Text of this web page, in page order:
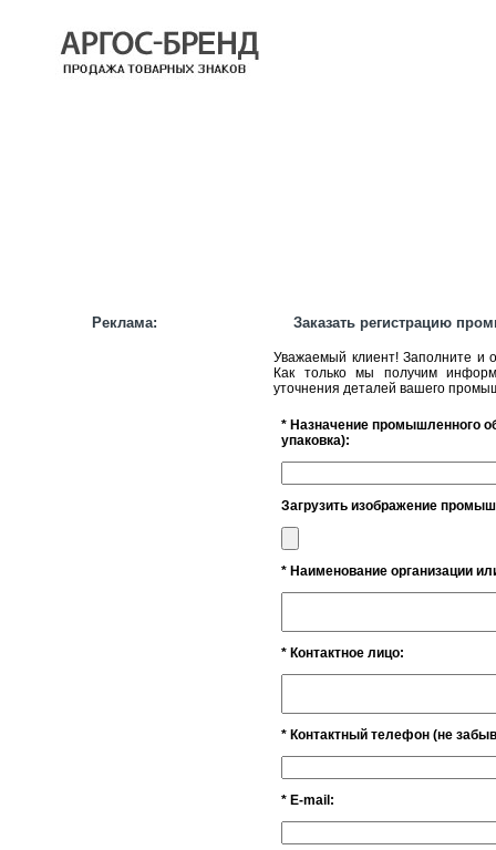
Реклама: Заказать регистрацию
Уважаемый клиент! Заполните и
Как только мы получим
уточнения деталей вашего
* Назначение промышленного
упаковка):
Загрузить изображение
* Наименование организации
* Контактное лицо:
* Контактный телефон (не
* Е-mail: